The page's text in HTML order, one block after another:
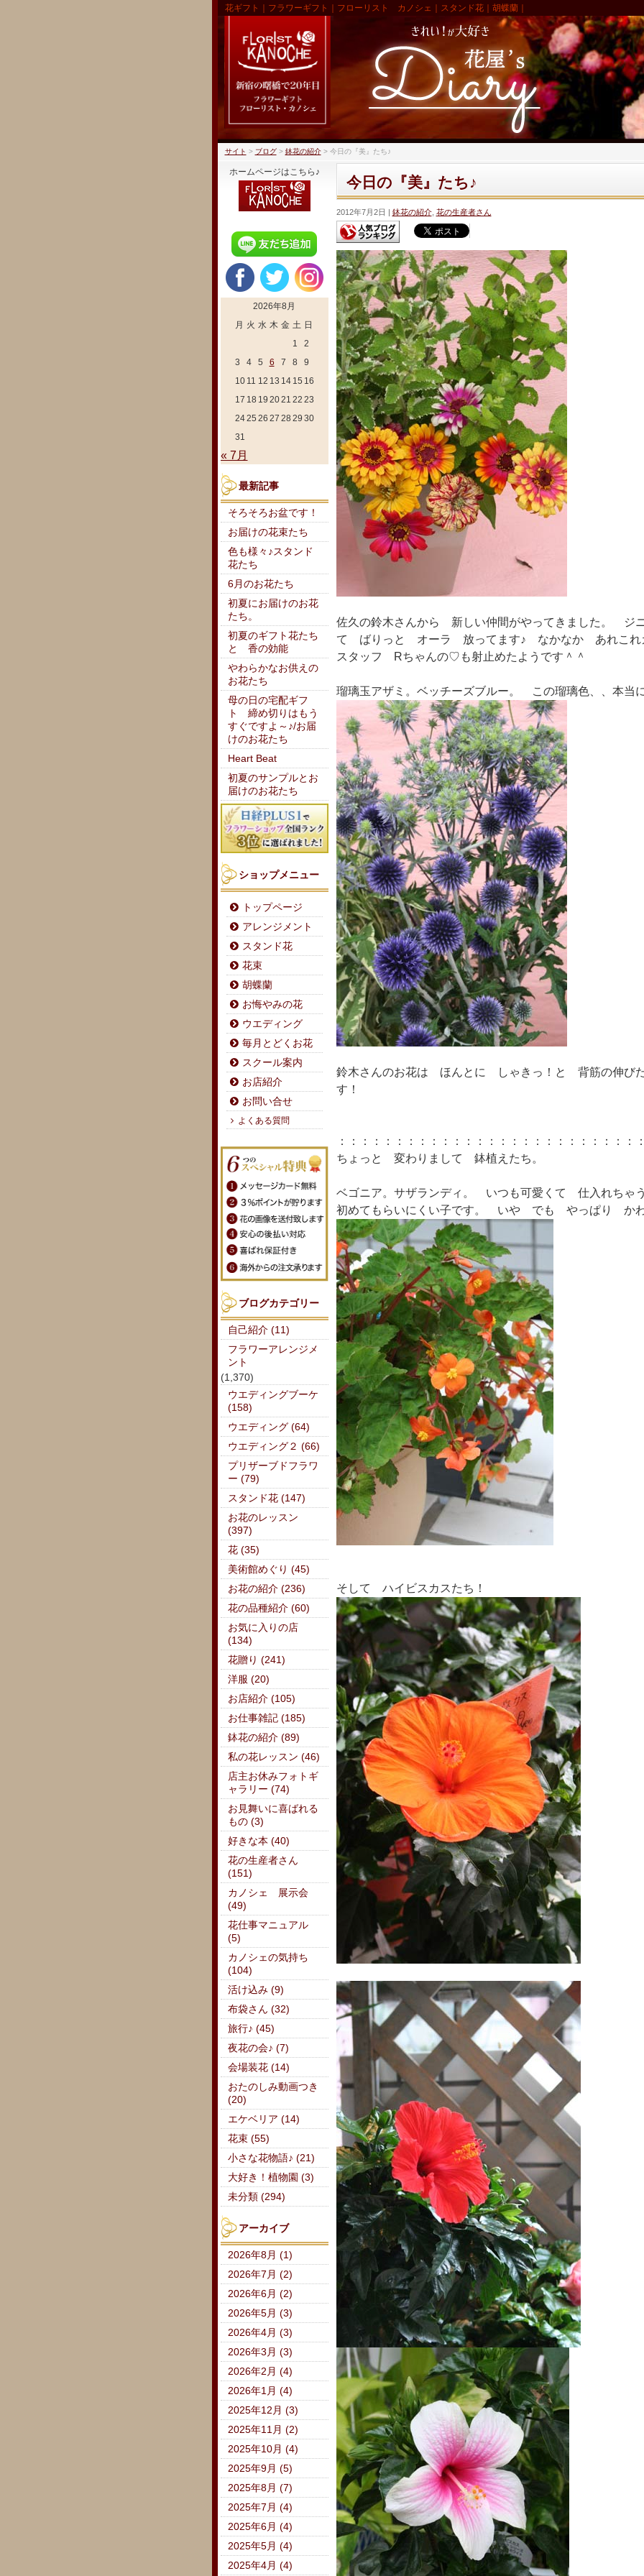
花ギフト｜フラワーギフト｜フローリスト カノシェ｜スタンド花｜胡蝶蘭｜
サイト > ブログ> 鉢花の紹介> 今日の『美』たち♪
今日の『美』たち♪
2012年7月2日 鉢花の紹介, 花の生産者さん
佐久の鈴木さんから 新しい仲間がやってきました。 ジ
て ばりっと オーラ 放ってます♪ なかなか あれこれ
スタッフ Rちゃんの♡も射止めたようです＾＾
瑠璃玉アザミ。ベッチーズブルー。 この瑠璃色、、本当
鈴木さんのお花は ほんとに しゃきっ！と 背筋の伸び
す！
：：：：：：：：：：：：：：：：：：：：：：：：：：
ちょっと 変わりまして 鉢植えたち。
ベゴニア。サザランディ。 いつも可愛くて 仕入れちゃ
初めてもらいにくい子です。 いや でも やっぱり かわ
そして ハイビスカスたち！
ホームページはこちら♪
2026年8月
月 火 水 木 金 土 日
1
2
3
4 5 6 7 8
9
10 11 12 13 14 15 16
17 18 19 2021 22 23
2425 26 27 28 29 30
31
« 7月
最新記事
そろそろお盆です！
お届けの花束たち
色も様々♪スタンド
花たち
6月のお花たち
初夏にお届けのお花
たち。
初夏のギフト花たち
と 香の効能
やわらかなお供えの
お花たち
母の日の宅配ギフ
ト 締め切りはもう
すぐですよ～♪/お届
けのお花たち
Heart Beat
初夏のサンプルとお
届けのお花たち
ショップメニュー
トップページ
アレンジメント
スタンド花
花束
胡蝶蘭
お悔やみの花
ウエディング
毎月とどくお花
スクール案内
お店紹介
お問い合せ
よくある質問
ブログカテゴリー
自己紹介 (11)
フラワーアレンジメ
ント
(1,370)
ウエディングブーケ
(158)
ウエディング (64)
ウエディング２ (66)
プリザーブドフラワ
ー (79)
スタンド花 (147)
お花のレッスン
(397)
花 (35)
美術館めぐり (45)
お花の紹介 (236)
花の品種紹介 (60)
お気に入りの店
(134)
花贈り (241)
洋服 (20)
お店紹介 (105)
お仕事雑記 (185)
鉢花の紹介 (89)
私の花レッスン (46)
店主お休みフォトギ
ャラリー (74)
お見舞いに喜ばれる
もの (3)
好きな本 (40)
花の生産者さん
(151)
カノシェ 展示会
(49)
花仕事マニュアル
(5)
カノシェの気持ち
(104)
活け込み (9)
布袋さん (32)
旅行♪ (45)
夜花の会♪ (7)
会場装花 (14)
おたのしみ動画つき
(20)
エケベリア (14)
花束 (55)
小さな花物語♪ (21)
大好き！植物園 (3)
未分類 (294)
アーカイブ
2026年8月 (1)
2026年7月 (2)
2026年6月 (2)
2026年5月 (3)
2026年4月 (3)
2026年3月 (3)
2026年2月 (4)
2026年1月 (4)
2025年12月 (3)
2025年11月 (2)
2025年10月 (4)
2025年9月 (5)
2025年8月 (7)
2025年7月 (4)
2025年6月 (4)
2025年5月 (4)
2025年4月 (4)